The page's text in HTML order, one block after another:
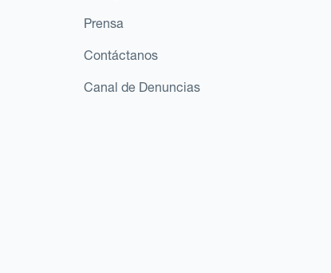
Prensa
Contáctanos
Canal de Denuncias